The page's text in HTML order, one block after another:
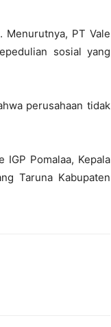
Menurutnya, PT Vale
sosial yang
perusahaan tidak
Pomalaa, Kepala
Taruna Kabupaten